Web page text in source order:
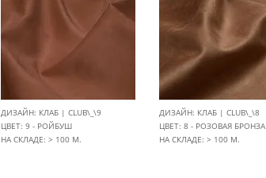
ДИЗАЙН: КЛАБ | CLUB\_\9
ЦВЕТ: 9 - РОЙБУШ
НА СКЛАДЕ: > 100 М.
ДИЗАЙН: КЛАБ | CLUB\_\8
ЦВЕТ: 8 - РОЗОВАЯ БРОНЗА
НА СКЛАДЕ: > 100 М.